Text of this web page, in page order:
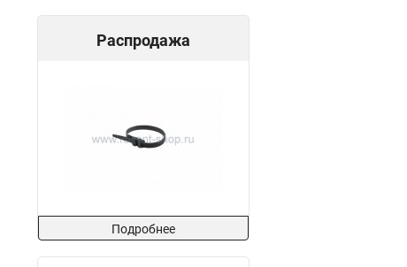
Распродажа
Подробнее